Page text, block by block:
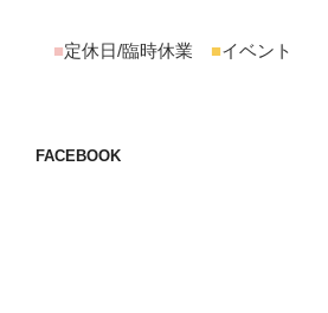
■定休日/臨時休業 ■イベント
FACEBOOK